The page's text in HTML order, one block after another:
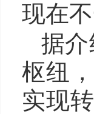
现在
据
枢纽
实现